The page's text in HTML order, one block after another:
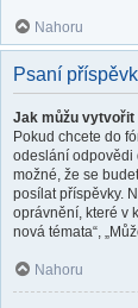
Nahoru
Psaní
Jak můžu vytvořit
Pokud chcete do
odeslání odpovědi
možné, že se
posílat příspěvky.
oprávnění, které v
nová témata“,
Nahoru